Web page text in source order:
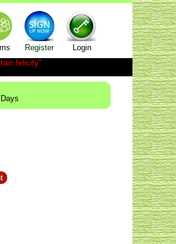
Register
Login
felicity".